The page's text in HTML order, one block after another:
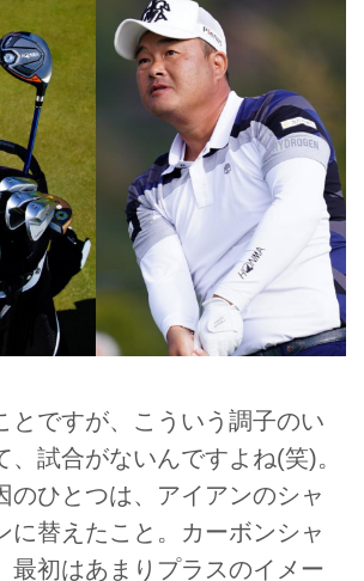
とですが、こういう調子のい
、試合がないんですよね(笑)。
のひとつは、アイアンのシャ
に替えたこと。カーボンシャ
最初はあまりプラスのイメー